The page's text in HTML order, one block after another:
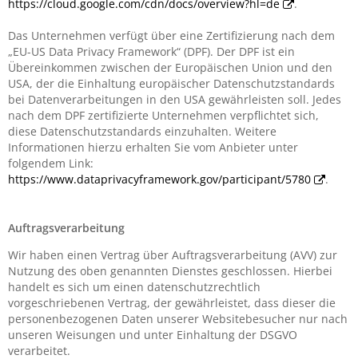
https://cloud.google.com/cdn/docs/overview?hl=de
.
Das Unternehmen verfügt über eine Zertifizierung nach dem
„EU-US Data Privacy Framework“ (DPF). Der DPF ist ein
Übereinkommen zwischen der Europäischen Union und den
USA, der die Einhaltung europäischer Datenschutzstandards
bei Datenverarbeitungen in den USA gewährleisten soll. Jedes
nach dem DPF zertifizierte Unternehmen verpflichtet sich,
diese Datenschutzstandards einzuhalten. Weitere
Informationen hierzu erhalten Sie vom Anbieter unter
folgendem Link:
https://www.dataprivacyframework.gov/participant/5780
.
Auftragsverarbeitung
Wir haben einen Vertrag über Auftragsverarbeitung (AVV) zur
Nutzung des oben genannten Dienstes geschlossen. Hierbei
handelt es sich um einen datenschutzrechtlich
vorgeschriebenen Vertrag, der gewährleistet, dass dieser die
personenbezogenen Daten unserer Websitebesucher nur nach
unseren Weisungen und unter Einhaltung der DSGVO
verarbeitet.